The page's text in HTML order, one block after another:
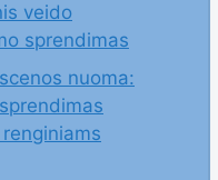
veido
sprendimas
nuoma: